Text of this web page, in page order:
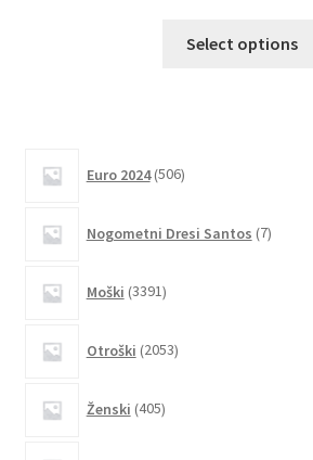
Select options
Euro 2024 506izdelkov
Nogometni Dresi Santos 7izdelkov
Moški 3391izdelkov
Otroški 2053izdelkov
Ženski 405izdelkov